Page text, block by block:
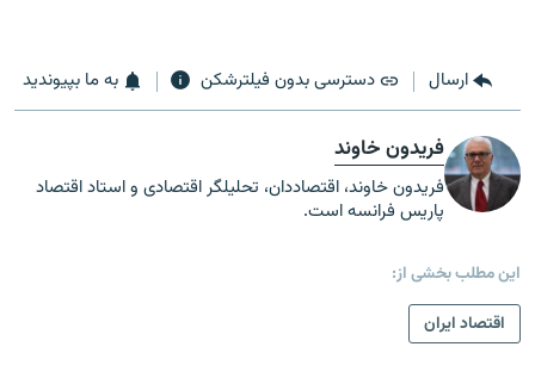
ارسال دسترسی بدون فیلترشکن به ما بپیوندید
فریدون خاوند
فریدون خاوند، اقتصاددان، تحلیلگر اقتصادی و استاد اقتصاد
پاریس فرانسه است.
این مطلب بخشی از:
اقتصاد ایران